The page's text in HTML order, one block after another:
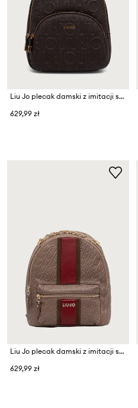
Liu Jo plecak damski z imitacji skóry
629,99 zł
Liu Jo plecak damski z imitacji skóry
629,99 zł